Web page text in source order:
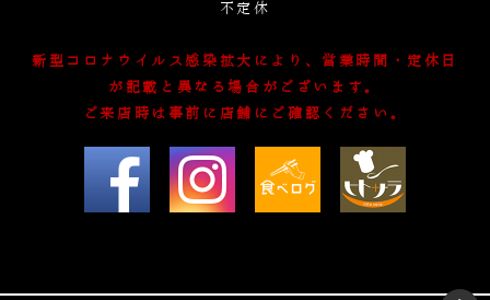
不定休
新型コロナウイルス感染拡大により、営業時間・定休日
が記載と異なる場合がございます。
ご来店時は事前に店舗にご確認ください。